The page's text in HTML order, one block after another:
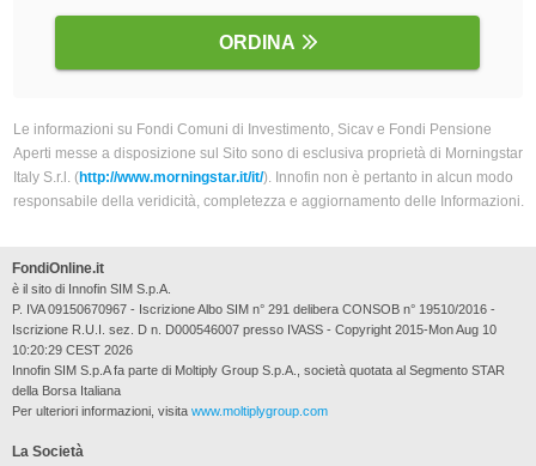
ORDINA
Le informazioni su Fondi Comuni di Investimento, Sicav e Fondi Pensione
Aperti messe a disposizione sul Sito sono di esclusiva proprietà di Morningstar
Italy S.r.l. (http://www.morningstar.it/it/). Innofin non è pertanto in alcun modo
responsabile della veridicità, completezza e aggiornamento delle Informazioni.
La Società
FondiOnline.it
è il sito di Innofin SIM S.p.A.
P. IVA 09150670967 - Iscrizione Albo SIM n° 291 delibera CONSOB n° 19510/2016 -
Iscrizione R.U.I. sez. D n. D000546007 presso IVASS - Copyright 2015-Mon Aug 10
10:20:29 CEST 2026
Innofin SIM S.p.A fa parte di Moltiply Group S.p.A., società quotata al Segmento STAR
della Borsa Italiana
Per ulteriori informazioni, visita www.moltiplygroup.com